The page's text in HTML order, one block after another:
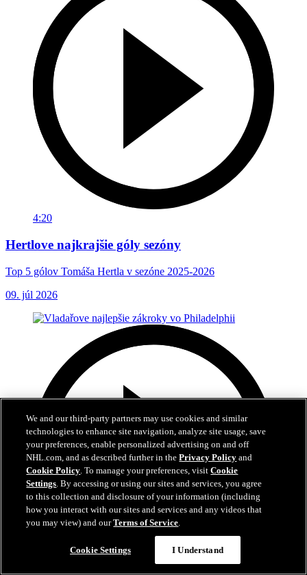
4:20
Hertlove najkrajšie góly sezóny
Top 5 gólov Tomáša Hertla v sezóne 2025-2026
09. júl 2026
We and our third-party partners may use cookies and similar
technologies to enhance site navigation, analyze site usage, save
your preferences, enable personalized advertising on and off
NHL.com, and as described further in thePrivacy Policy and
Cookie Policy. To manage your preferences, visitCookie
Settings. By accessing or using our sites and services, you agree
to this collection and disclosure of your information (including
how you interact with our sites and services and any videos that
you may view) and ourTerms of Service.
Cookie Settings I Understand